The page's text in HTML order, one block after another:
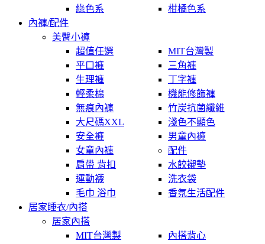
綠色系
柑橘色系
內褲/配件
美臀小褲
超值任選
MIT台灣製
平口褲
三角褲
生理褲
丁字褲
輕柔棉
機能修飾褲
無痕內褲
竹炭抗菌纖維
大尺碼XXL
淺色不顯色
安全褲
男童內褲
女童內褲
配件
肩帶 背扣
水餃襯墊
運動襪
洗衣袋
毛巾 浴巾
香氛生活配件
居家睡衣/內搭
居家內搭
MIT台灣製
內搭背心